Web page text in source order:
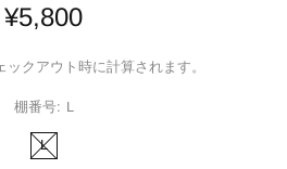
¥5,800
ックアウト時に計算されます。
棚番号: L
L